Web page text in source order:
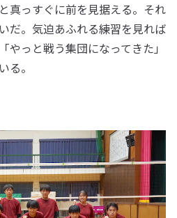
真っすぐに前を見据える。それ
だ。気迫あふれる練習を見れば
やっと戦う集団になってきた」
る。